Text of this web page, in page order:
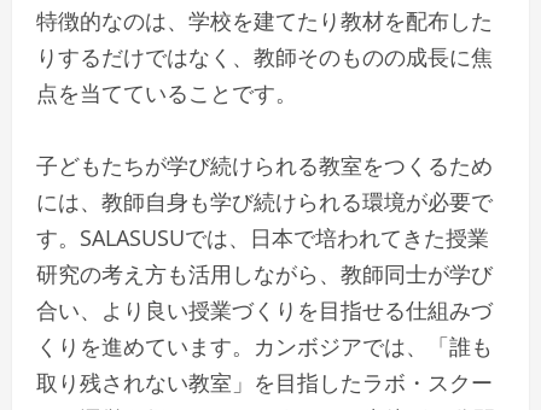
特徴的なのは、学校を建てたり教材を配布した
りするだけではなく、教師そのものの成長に焦
点を当てていることです。
子どもたちが学び続けられる教室をつくるため
には、教師自身も学び続けられる環境が必要で
す。SALASUSUでは、日本で培われてきた授業
研究の考え方も活用しながら、教師同士が学び
合い、より良い授業づくりを目指せる仕組みづ
くりを進めています。カンボジアでは、「誰も
取り残されない教室」を目指したラボ・スクー